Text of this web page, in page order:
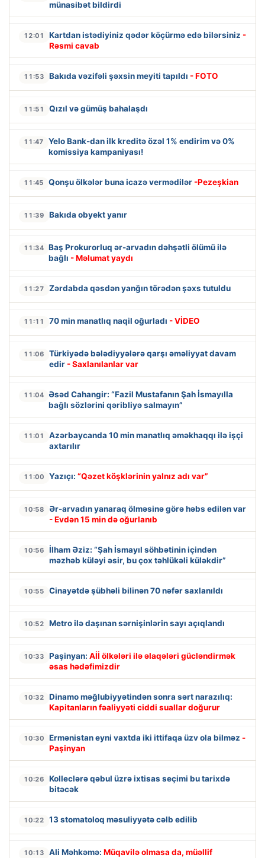
münasibət bildirdi
12:01 Kartdan istədiyiniz qədər köçürmə edə bilərsiniz -
Rəsmi cavab
11:53 Bakıda vəzifəli şəxsin meyiti tapıldı - FOTO
11:51 Qızıl və gümüş bahalaşdı
11:47
Yelo Bank-dan ilk kreditə özəl 1% endirim və 0%
komissiya kampaniyası!
11:45 Qonşu ölkələr buna icazə vermədilər -Pezeşkian
11:39 Bakıda obyekt yanır
11:34 Baş Prokurorluq ər-arvadın dəhşətli ölümü ilə
bağlı - Məlumat yaydı
11:27 Zərdabda qəsdən yanğın törədən şəxs tutuldu
11:11 70 min manatlıq naqil oğurladı - VİDEO
11:06
Türkiyədə bələdiyyələrə qarşı əməliyyat davam
edir - Saxlanılanlar var
11:04
Əsəd Cahangir: “Fazil Mustafanın Şah İsmayılla
bağlı sözlərini qəribliyə salmayın”
11:01
Azərbaycanda 10 min manatlıq əməkhaqqı ilə işçi
axtarılır
11:00 Yazıçı: “Qəzet köşklərinin yalnız adı var”
10:58
Ər-arvadın yanaraq ölməsinə görə həbs edilən var
- Evdən 15 min də oğurlanıb
10:56
İlham Əziz: “Şah İsmayıl söhbətinin içindən
məzhəb küləyi əsir, bu çox təhlükəli küləkdir”
10:55 Cinayətdə şübhəli bilinən 70 nəfər saxlanıldı
10:52 Metro ilə daşınan sərnişinlərin sayı açıqlandı
10:33 Paşinyan: Aİİ ölkələri ilə əlaqələri gücləndirmək
əsas hədəfimizdir
10:32
Dinamo məğlubiyyətindən sonra sərt narazılıq:
Kapitanların fəaliyyəti ciddi suallar doğurur
10:30 Ermənistan eyni vaxtda iki ittifaqa üzv ola bilməz -
Paşinyan
10:26
Kolleclərə qəbul üzrə ixtisas seçimi bu tarixdə
bitəcək
10:22 13 stomatoloq məsuliyyətə cəlb edilib
10:13 Ali Məhkəmə: Müqavilə olmasa da, müəllif